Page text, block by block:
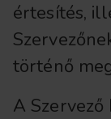
értesítés,
történő
A Szervező